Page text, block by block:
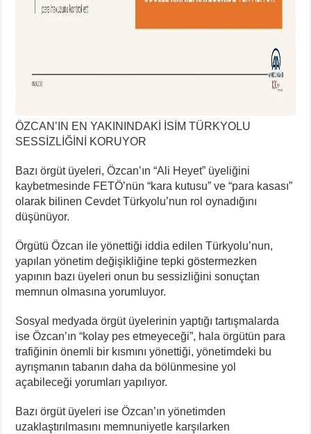
ÖZCAN’IN EN YAKININDAKİ İSİM TÜRKYOLU
SESSİZLİĞİNİ KORUYOR
Bazı örgüt üyeleri, Özcan’ın “Ali Heyet” üyeliğini
kaybetmesinde FETÖ’nün “kara kutusu” ve “para kasası”
olarak bilinen Cevdet Türkyolu’nun rol oynadığını
düşünüyor.
Örgütü Özcan ile yönettiği iddia edilen Türkyolu’nun,
yapılan yönetim değişikliğine tepki göstermezken
yapının bazı üyeleri onun bu sessizliğini sonuçtan
memnun olmasına yorumluyor.
Sosyal medyada örgüt üyelerinin yaptığı tartışmalarda
ise Özcan’ın “kolay pes etmeyeceği”, hala örgütün para
trafiğinin önemli bir kısmını yönettiği, yönetimdeki bu
ayrışmanın tabanın daha da bölünmesine yol
açabileceği yorumları yapılıyor.
Bazı örgüt üyeleri ise Özcan’ın yönetimden
uzaklaştırılmasını memnuniyetle karşılarken